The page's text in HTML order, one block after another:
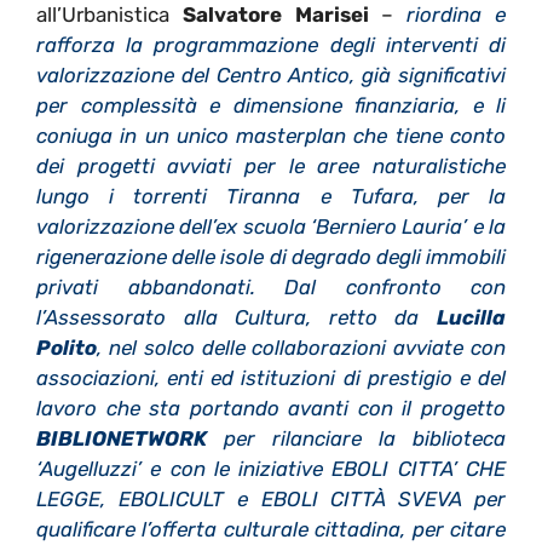
all’Urbanistica Salvatore Marisei –riordina e
rafforza la programmazione degli interventi di
valorizzazione del Centro Antico, già significativi
per complessità e dimensione finanziaria, e li
coniuga in un unico masterplan che tiene conto
dei progetti avviati per le aree naturalistiche
lungo i torrenti Tiranna e Tufara, per la
valorizzazione dell’ex scuola ‘Berniero Lauria’ e la
rigenerazione delle isole di degrado degli immobili
privati abbandonati. Dal confronto con
l’Assessorato alla Cultura, retto da Lucilla
Polito, nel solco delle collaborazioni avviate con
associazioni, enti ed istituzioni di prestigio e del
lavoro che sta portando avanti con il progetto
BIBLIONETWORKper rilanciare la biblioteca
‘Augelluzzi’ e con le iniziative EBOLI CITTA’ CHE
LEGGE, EBOLICULT e EBOLI CITTÀ SVEVA per
qualificare l’offerta culturale cittadina, per citare